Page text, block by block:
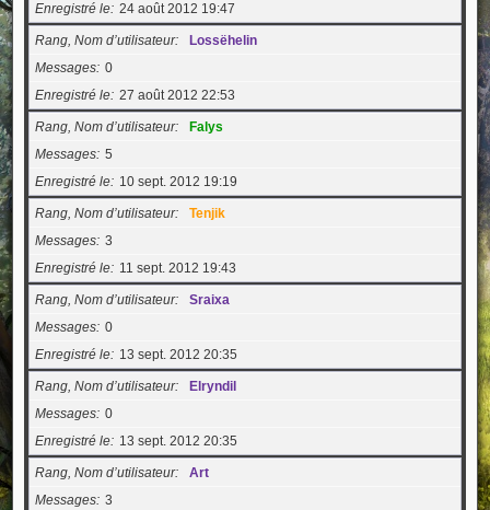
Enregistré le 24 août 2012 19:47
Rang, Nom d’utilisateur
Lossëhelin
Messages 0
Enregistré le 27 août 2012 22:53
Rang, Nom d’utilisateur
Falys
Messages 5
Enregistré le
10 sept. 2012 19:19
Rang, Nom d’utilisateur
Tenjik
Messages 3
Enregistré le
11 sept. 2012 19:43
Rang, Nom d’utilisateur
Sraixa
Messages 0
Enregistré le
13 sept. 2012 20:35
Rang, Nom d’utilisateur
Elryndil
Messages 0
Enregistré le
13 sept. 2012 20:35
Rang, Nom d’utilisateur
Art
Messages 3